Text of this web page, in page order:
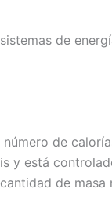
de
de
y está
de masa